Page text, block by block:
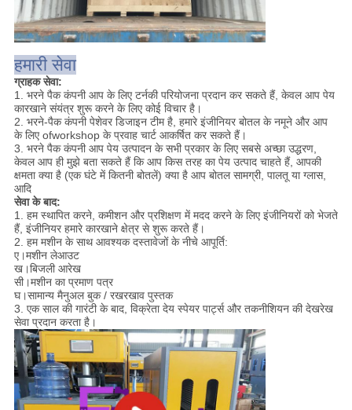
हमारी सेवा
ग्राहक सेवा:
1. भरने पैक कंपनी आप के लिए टर्नकी परियोजना प्रदान कर सकते हैं, केवल आप पेय
कारखाने संयंत्र शुरू करने के लिए कोई विचार है।
2. भरने-पैक कंपनी पेशेवर डिजाइन टीम है, हमारे इंजीनियर बोतल के नमूने और आप
के लिए ofworkshop के प्रवाह चार्ट आकर्षित कर सकते हैं।
3. भरने पैक कंपनी आप पेय उत्पादन के सभी प्रकार के लिए सबसे अच्छा उद्धरण,
केवल आप ही मुझे बता सकते हैं कि आप किस तरह का पेय उत्पाद चाहते हैं, आपकी
क्षमता क्या है (एक घंटे में कितनी बोतलें) क्या है आप बोतल सामग्री, पालतू या ग्लास,
आदि
सेवा के बाद:
1. हम स्थापित करने, कमीशन और प्रशिक्षण में मदद करने के लिए इंजीनियरों को भेजते
हैं, इंजीनियर हमारे कारखाने क्षेत्र से शुरू करते हैं।
2. हम मशीन के साथ आवश्यक दस्तावेजों के नीचे आपूर्ति:
ए।मशीन लेआउट
ख।बिजली आरेख
सी।मशीन का प्रमाण पत्र
घ।सामान्य मैनुअल बुक / रखरखाव पुस्तक
3. एक साल की गारंटी के बाद, विक्रेता देय स्पेयर पार्ट्स और तकनीशियन की देखरेख
सेवा प्रदान करता है।